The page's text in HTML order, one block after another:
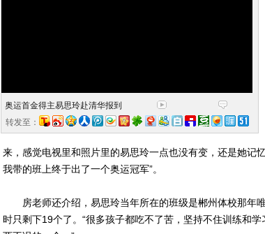
奥运首金得主易思玲赴清华报到
转发至：
来，感觉电视里和照片里的易思玲一点也没有变，还是她记
我带的班上终于出了一个奥运冠军”。
房老师还介绍，易思玲当年所在的班级是郴州体校那年
时只剩下19个了。“很多孩子都吃不了苦，坚持不住训练和